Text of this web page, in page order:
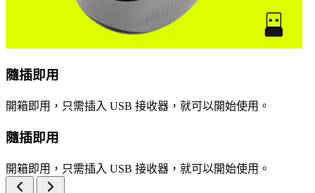
隨插即用
開箱即用，只需插入 USB 接收器，就可以開始使用。
隨插即用
開箱即用，只需插入 USB 接收器，就可以開始使用。